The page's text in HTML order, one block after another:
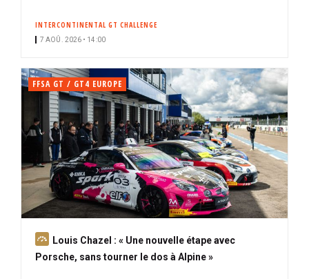
INTERCONTINENTAL GT CHALLENGE
7 AOÛ. 2026 • 14:00
FFSA GT / GT4 EUROPE
A
b
Louis Chazel : « Une nouvelle étape avec
Porsche, sans tourner le dos à Alpine »